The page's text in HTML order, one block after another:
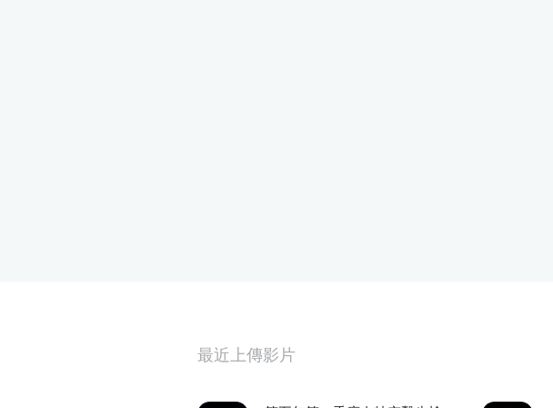
最近上傳影片